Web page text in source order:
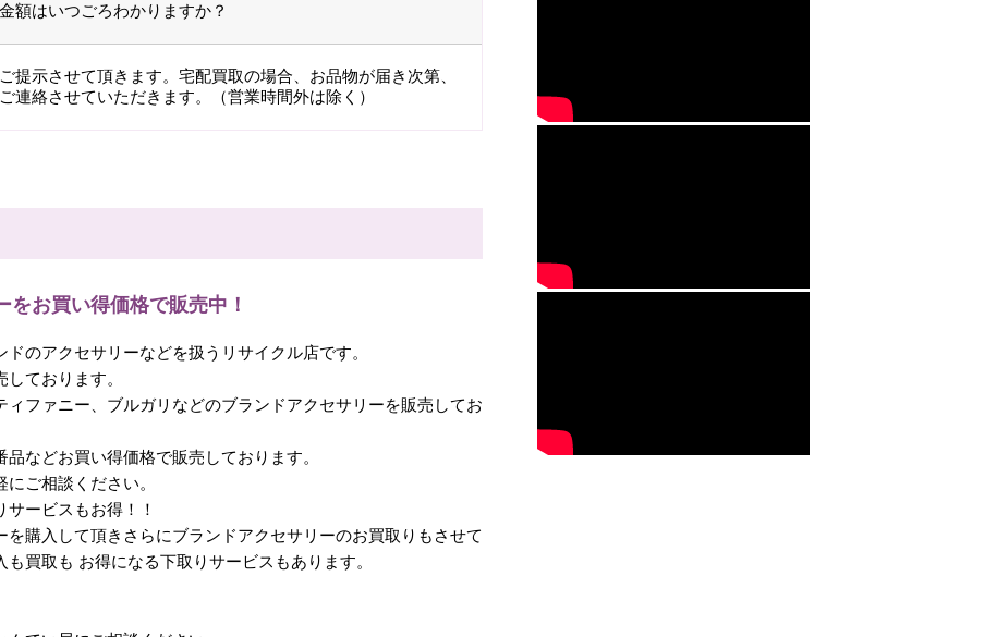
額はいつごろわかりますか？
提示させて頂きます。宅配買取の場合、お品物が届き次第、
連絡させていただきます。（営業時間外は除く）
お買い得価格で販売中！
のアクセサリーなどを扱うリサイクル店です。
ております。
ファニー、ブルガリなどのブランドアクセサリーを販売してお
などお買い得価格で販売しております。
ご相談ください。
ービスもお得！！
購入して頂きさらにブランドアクセサリーのお買取りもさせて
買取も お得になる下取りサービスもあります。